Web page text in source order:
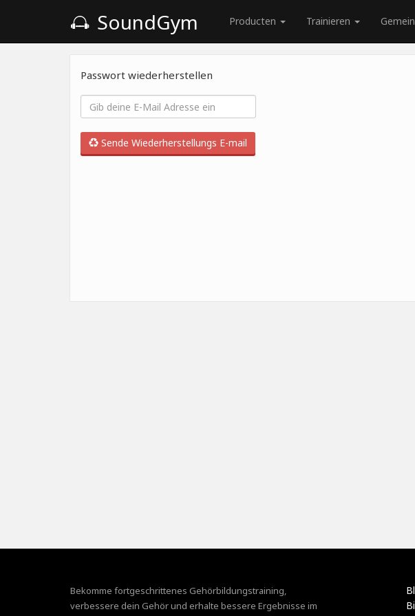
SoundGym Producten Trainieren
Passwort wiederherstellen
Sende Wiederherstellungs E-mail
Bekomme fortgeschrittenes Gehörbildungstraining,
verbessere dein Gehör und erhalte bessere Ergebnisse im